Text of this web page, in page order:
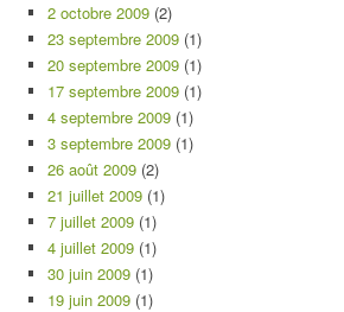
2 octobre 2009 (2)
23 septembre 2009 (1)
20 septembre 2009 (1)
17 septembre 2009 (1)
4 septembre 2009 (1)
3 septembre 2009 (1)
26 août 2009 (2)
21 juillet 2009 (1)
7 juillet 2009 (1)
4 juillet 2009 (1)
30 juin 2009 (1)
19 juin 2009 (1)